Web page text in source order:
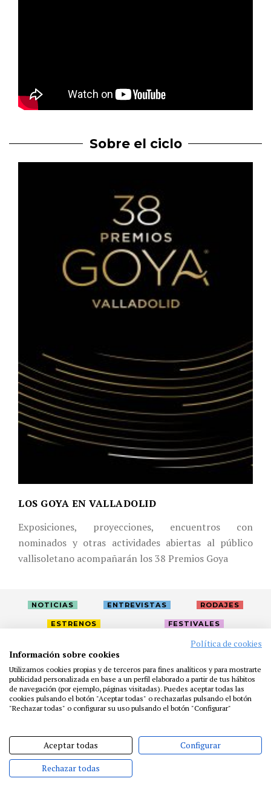
Sobre el ciclo
LOS GOYA EN VALLADOLID
Exposiciones, proyecciones, encuentros con
nominados y otras actividades abiertas al público
vallisoletano acompañarán los 38 Premios Goya
NOTICIAS ENTREVISTAS RODAJES
ESTRENOS FESTIVALES
PRENSA
FUNDACIÓN RESIDENCIAS
AYUDAS
BIBLIOTECA
PUBLICACIONES
CONTACTO
Política de cookies
Información sobre cookies
Utilizamos cookies propias y de terceros para fines analíticos y para mostrarte
publicidad personalizada en base a un perfil elaborado a partir de tus hábitos
de navegación (por ejemplo, páginas visitadas). Puedes aceptar todas las
cookies pulsando el botón "Aceptar todas" o rechazarlas pulsando el botón
"Rechazar todas" o configurar su uso pulsando el botón "Configurar"
Aceptar todas Configurar
Rechazar todas